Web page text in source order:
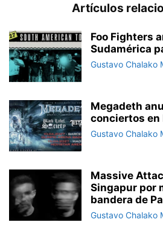
Artículos
Foo Fighters
Sudamérica
Gustavo Chalako
Megadeth
conciertos en
Gustavo Chalako
Massive
Singapur por
bandera de
Gustavo Chalako